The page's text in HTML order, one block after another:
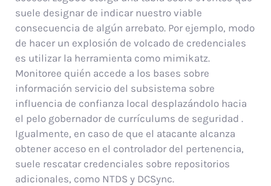
suele designar de indicar nuestro viable
consecuencia de algún arrebato. Por ejemplo, modo
de hacer un explosión de volcado de credenciales
es utilizar la herramienta como mimikatz.
Monitoree quién accede a los bases sobre
información servicio del subsistema sobre
influencia de confianza local desplazándolo hacia
el pelo gobernador de currículums de seguridad .
Igualmente, en caso de que el atacante alcanza
obtener acceso en el controlador del pertenencia,
suele rescatar credenciales sobre repositorios
adicionales, como NTDS y DCSync.